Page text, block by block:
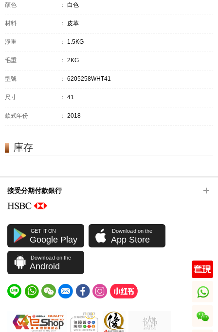
顏色 ： 白色
材料 ： 皮革
淨重 ： 1.5KG
毛重 ： 2KG
型號 ： 6205258WHT41
尺寸 ： 41
款式年份 ： 2018
庫存
接受分期付款銀行
GET IT ON
Google Play
Download on the
App Store
Download on the
Android
whatsapp